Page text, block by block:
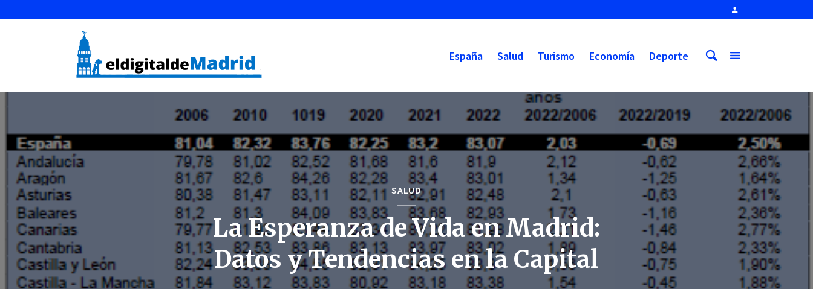
España Salud Turismo Economía Deporte
SALUD
La Esperanza de Vida en Madrid:
Datos y Tendencias en la Capital